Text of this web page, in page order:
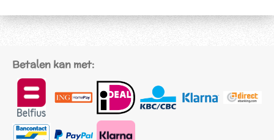
Betalen kan met: